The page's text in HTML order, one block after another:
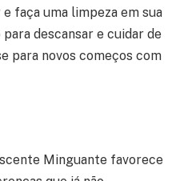
faça uma limpeza em sua
descansar e cuidar de
para novos começos com
Minguante favorece